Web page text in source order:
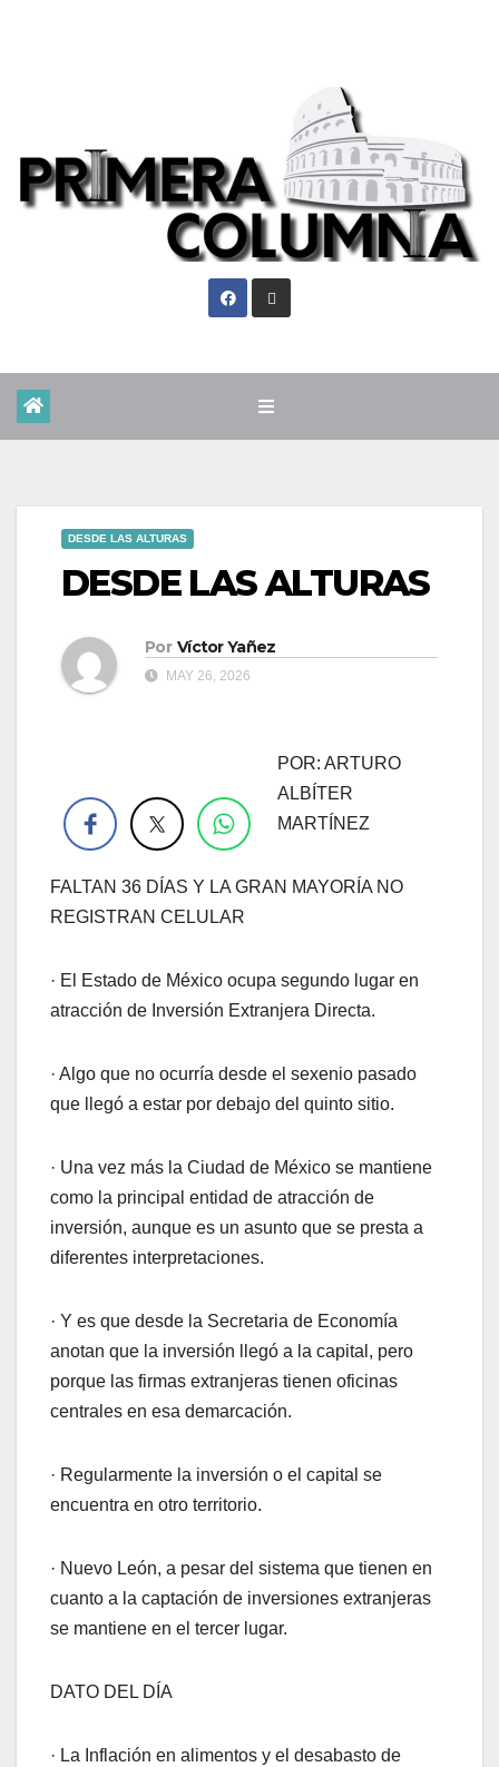
DESDE LAS ALTURAS
DESDE LAS ALTURAS
Por Víctor Yañez
MAY 26, 2026
POR: ARTURO
ALBÍTER
MARTÍNEZ
FALTAN 36 DÍAS Y LA GRAN MAYORÍA NO
REGISTRAN CELULAR
· El Estado de México ocupa segundo lugar en
atracción de Inversión Extranjera Directa.
· Algo que no ocurría desde el sexenio pasado
que llegó a estar por debajo del quinto sitio.
· Una vez más la Ciudad de México se mantiene
como la principal entidad de atracción de
inversión, aunque es un asunto que se presta a
diferentes interpretaciones.
· Y es que desde la Secretaria de Economía
anotan que la inversión llegó a la capital, pero
porque las firmas extranjeras tienen oficinas
centrales en esa demarcación.
· Regularmente la inversión o el capital se
encuentra en otro territorio.
· Nuevo León, a pesar del sistema que tienen en
cuanto a la captación de inversiones extranjeras
se mantiene en el tercer lugar.
DATO DEL DÍA
· La Inflación en alimentos y el desabasto de